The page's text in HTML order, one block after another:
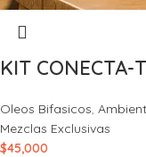
KIT CONECTA-
Oleos Bifasicos,
Mezclas Exclusivas
$45,000